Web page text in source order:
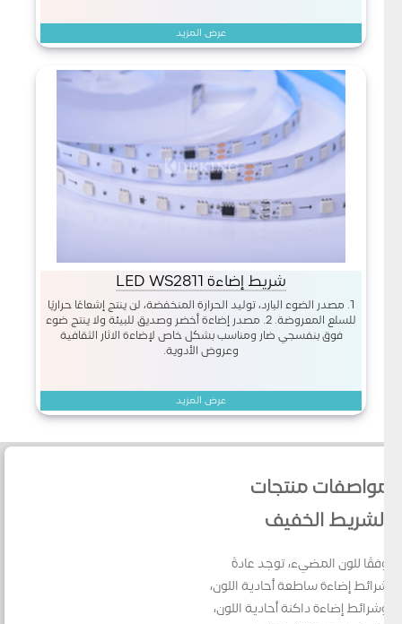
عرض المزيد
شريط إضاءة LED WS2811
1. مصدر الضوء البارد، توليد الحرارة المنخفضة، لن ينتج إشعاعًا حراريًا
للسلع المعروضة. 2. مصدر إضاءة أخضر وصديق للبيئة ولا ينتج ضوء
فوق بنفسجي ضار ومناسب بشكل خاص لإضاءة الآثار الثقافية
وعروض الأدوية.
عرض المزيد
مواصفات منتجات
الشريط الخفيف
وفقًا للون المضيء، توجد عادةً
شرائط إضاءة ساطعة أحادية اللون،
وشرائط إضاءة داكنة أحادية اللون،